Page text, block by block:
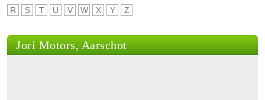
R
S T U V W X Y Z
Jori Motors, Aarschot